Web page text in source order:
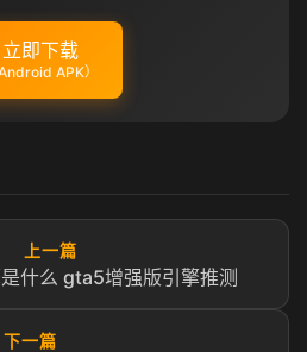
立即下载
Android APK）
上一篇
什么 gta5增强版引擎推测
下一篇